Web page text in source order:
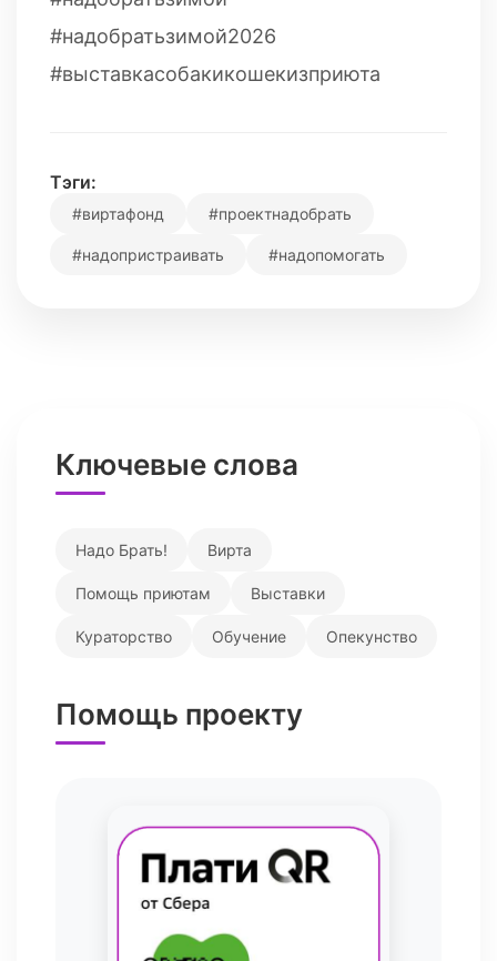
#надобратьзимой2026
#выставкасобакикошекизприюта
Тэги:
#виртафонд #проектнадобрать
#надопристраивать #надопомогать
Ключевые слова
Надо Брать! Вирта
Помощь приютам Выставки
Кураторство Обучение Опекунство
Помощь проекту